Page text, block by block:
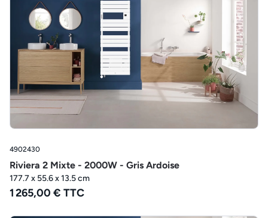
4902430
Riviera 2 Mixte - 2000W - Gris Ardoise
177.7 x 55.6 x 13.5 cm
1 265,00 € TTC